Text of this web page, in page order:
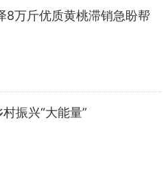
8万斤优质黄桃滞销急盼帮
振兴“大能量”